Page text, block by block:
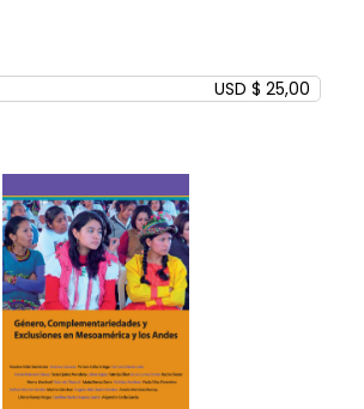
USD $ 25,00